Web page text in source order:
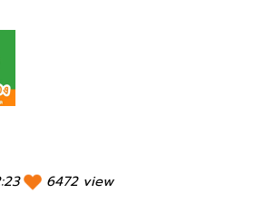
6472 view